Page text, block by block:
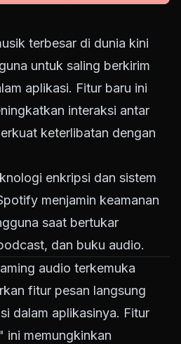
terbesar di dunia kini
untuk saling berkirim
aplikasi. Fitur baru ini
interaksi antar
keterlibatan dengan
enkripsi dan sistem
menjamin keamanan
saat bertukar
dan buku audio.
audio terkemuka
fitur pesan langsung
dalam aplikasinya. Fitur
ini memungkinkan